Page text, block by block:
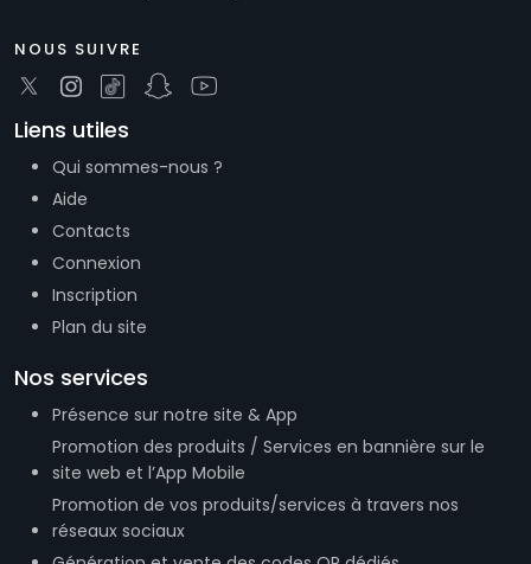
NOUS SUIVRE
Liens utiles
Qui sommes-nous ?
Aide
Contacts
Connexion
Inscription
Plan du site
Nos services
Présence sur notre site & App
Promotion des produits / Services en bannière sur le
site web et l’App Mobile
Promotion de vos produits/services à travers nos
réseaux sociaux